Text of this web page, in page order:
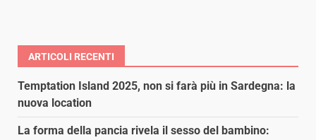
ARTICOLI RECENTI
Temptation Island 2025, non si farà più in Sardegna: la
nuova location
La forma della pancia rivela il sesso del bambino: